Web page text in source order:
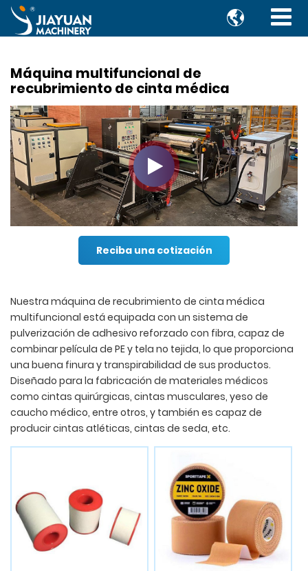

Máquina multifuncional de
recubrimiento de cinta médica
Reciba una cotización
Nuestra máquina de recubrimiento de cinta médica
multifuncional está equipada con un sistema de
pulverización de adhesivo reforzado con fibra, capaz de
combinar película de PE y tela no tejida, lo que proporciona
una buena finura y transpirabilidad de sus productos.
Diseñado para la fabricación de materiales médicos
como cintas quirúrgicas, cintas musculares, yeso de
caucho médico, entre otros, y también es capaz de
producir cintas atléticas, cintas de seda, etc.